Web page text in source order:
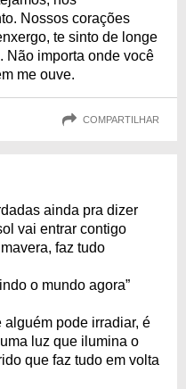
Nossos corações
te sinto de longe
Não importa onde você
me ouve.
COMPARTILHAR
ainda pra dizer
vai entrar contigo
faz tudo
o mundo agora”
pode irradiar, é
luz que ilumina o
que faz tudo em volta